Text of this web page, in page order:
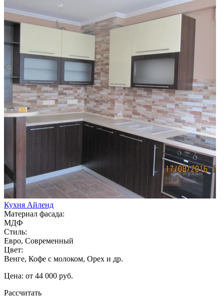
Кухня Айленд
Материал фасада:
МДФ
Стиль:
Евро, Современный
Цвет:
Венге, Кофе с молоком, Орех и др.
Цена: от 44 000 руб.
Рассчитать